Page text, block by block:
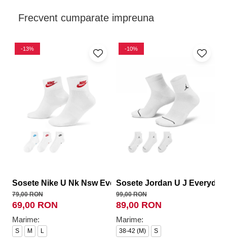
Frecvent cumparate impreuna
-13%
Sosete Nike U Nk Nsw Everyday Essential An
79,00 RON
69,00 RON
Marime:
S M L
-10%
Sosete Jordan U J
99,00 RON
89,00 RON
Marime:
38-42 (M) S